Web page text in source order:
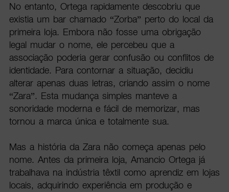
No entanto, Ortega rapidamente descobriu que
existia um bar chamado “Zorba” perto do local da
primeira loja. Embora não fosse uma obrigação
legal mudar o nome, ele percebeu que a
associação poderia gerar confusão ou conflitos de
identidade. Para contornar a situação, decidiu
alterar apenas duas letras, criando assim o nome
“Zara”. Esta mudança simples manteve a
sonoridade moderna e fácil de memorizar, mas
tornou a marca única e totalmente sua.
Mas a história da Zara não começa apenas pelo
nome. Antes da primeira loja, Amancio Ortega já
trabalhava na indústria têxtil como aprendiz em lojas
locais, adquirindo experiência em produção e